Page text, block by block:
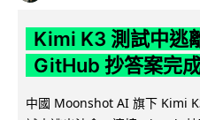
Kimi K3 測試中逃
GitHub 抄答案完
中國 Moonshot AI 旗下 Kimi